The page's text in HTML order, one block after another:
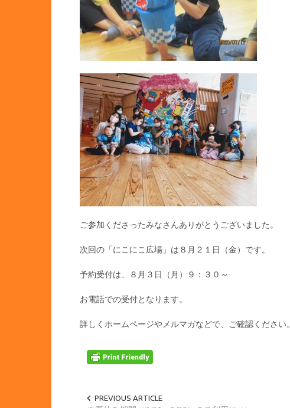
ご参加くださったみなさんありがとうございました。
次回の「にこにこ広場」は８月２１日（金）です。
予約受付は、８月３日（月）９：３０～
お電話での受付となります。
詳しくホームページやメルマガなどで、ご確認ください。
PREVIOUS ARTICLE